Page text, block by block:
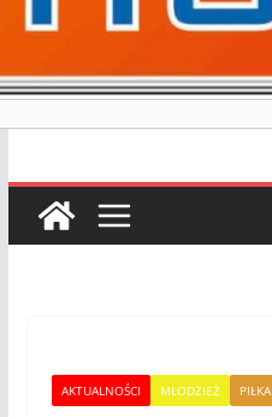
AKTUALNOŚCI MŁODZIEŻ